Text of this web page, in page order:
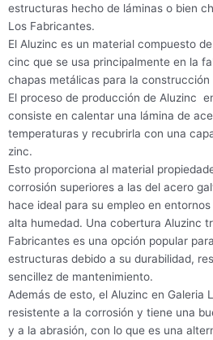
estructuras hecho de láminas o bien
Los Fabricantes.
El Aluzinc es un material compuesto
cinc que se usa principalmente en la
chapas metálicas para la construcción
El proceso de producción de Aluzinc
consiste en calentar una lámina de
temperaturas y recubrirla con una
zinc.
Esto proporciona al material
corrosión superiores a las del acero
hace ideal para su empleo en
alta humedad. Una cobertura Aluzinc
Fabricantes es una opción popular
estructuras debido a su durabilidad,
sencillez de mantenimiento.
Además de esto, el Aluzinc en Galeria
resistente a la corrosión y tiene una
y a la abrasión, con lo que es una